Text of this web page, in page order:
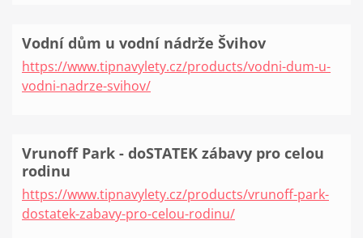
Vodní dům u vodní nádrže Švihov
https://www.tipnavylety.cz/products/vodni-dum-u-
vodni-nadrze-svihov/
Vrunoff Park - doSTATEK zábavy pro celou
rodinu
https://www.tipnavylety.cz/products/vrunoff-park-
dostatek-zabavy-pro-celou-rodinu/